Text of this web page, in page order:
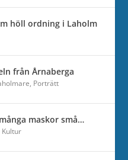
höll ordning i Laholm
från Årnaberga
, Porträtt
maskor små…
Kultur